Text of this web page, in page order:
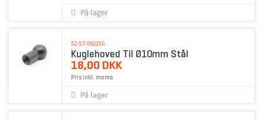
På lager
52-ST-092216
Kuglehoved Til Ø10mm Stål
18,00 DKK
Pris inkl. moms
På lager